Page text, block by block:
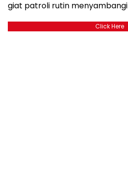
giat patroli rutin
Click Here